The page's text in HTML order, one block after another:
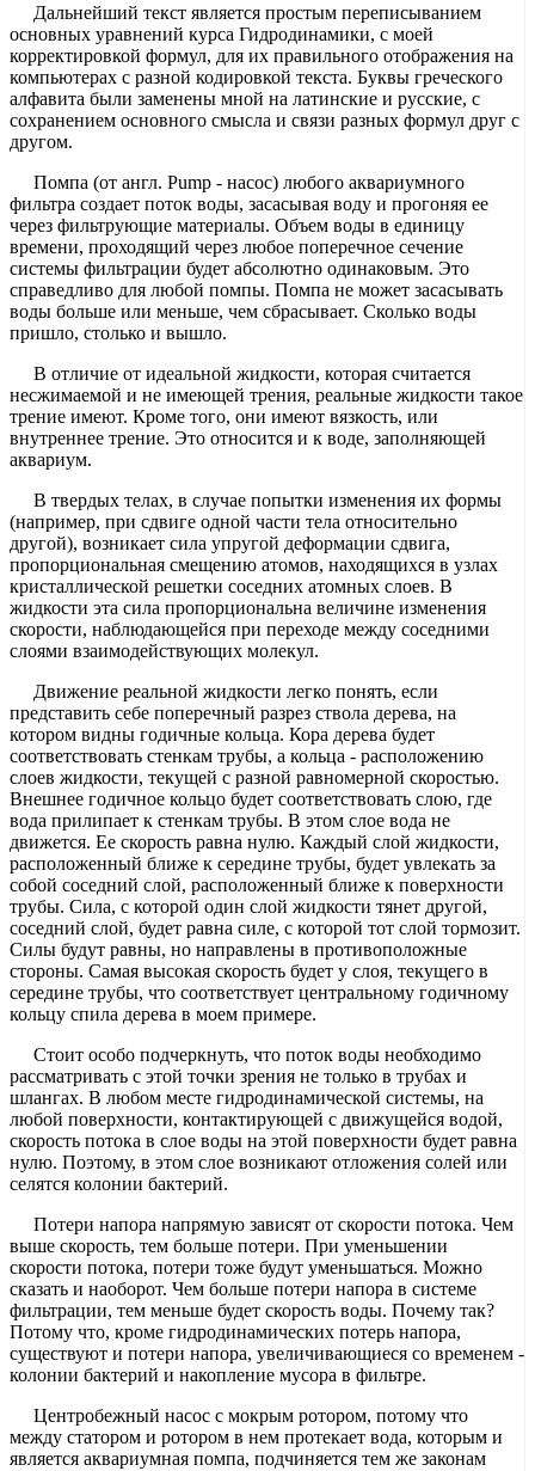
Дальнейший текст является простым переписыванием
основных уравнений курса Гидродинамики, с моей
корректировкой формул, для их правильного отображения на
компьютерах с разной кодировкой текста. Буквы греческого
алфавита были заменены мной на латинские и русские, с
сохранением основного смысла и связи разных формул друг с
другом.
Помпа (от англ. Pump - насос) любого аквариумного
фильтра создает поток воды, засасывая воду и прогоняя ее
через фильтрующие материалы. Объем воды в единицу
времени, проходящий через любое поперечное сечение
системы фильтрации будет абсолютно одинаковым. Это
справедливо для любой помпы. Помпа не может засасывать
воды больше или меньше, чем сбрасывает. Сколько воды
пришло, столько и вышло.
В отличие от идеальной жидкости, которая считается
несжимаемой и не имеющей трения, реальные жидкости такое
трение имеют. Кроме того, они имеют вязкость, или
внутреннее трение. Это относится и к воде, заполняющей
аквариум.
В твердых телах, в случае попытки изменения их формы
(например, при сдвиге одной части тела относительно
другой), возникает сила упругой деформации сдвига,
пропорциональная смещению атомов, находящихся в узлах
кристаллической решетки соседних атомных слоев. В
жидкости эта сила пропорциональна величине изменения
скорости, наблюдающейся при переходе между соседними
слоями взаимодействующих молекул.
Движение реальной жидкости легко понять, если
представить себе поперечный разрез ствола дерева, на
котором видны годичные кольца. Кора дерева будет
соответствовать стенкам трубы, а кольца - расположению
слоев жидкости, текущей с разной равномерной скоростью.
Внешнее годичное кольцо будет соответствовать слою, где
вода прилипает к стенкам трубы. В этом слое вода не
движется. Ее скорость равна нулю. Каждый слой жидкости,
расположенный ближе к середине трубы, будет увлекать за
собой соседний слой, расположенный ближе к поверхности
трубы. Сила, с которой один слой жидкости тянет другой,
соседний слой, будет равна силе, с которой тот слой тормозит.
Силы будут равны, но направлены в противоположные
стороны. Самая высокая скорость будет у слоя, текущего в
середине трубы, что соответствует центральному годичному
кольцу спила дерева в моем примере.
Стоит особо подчеркнуть, что поток воды необходимо
рассматривать с этой точки зрения не только в трубах и
шлангах. В любом месте гидродинамической системы, на
любой поверхности, контактирующей с движущейся водой,
скорость потока в слое воды на этой поверхности будет равна
нулю. Поэтому, в этом слое возникают отложения солей или
селятся колонии бактерий.
Потери напора напрямую зависят от скорости потока. Чем
выше скорость, тем больше потери. При уменьшении
скорости потока, потери тоже будут уменьшаться. Можно
сказать и наоборот. Чем больше потери напора в системе
фильтрации, тем меньше будет скорость воды. Почему так?
Потому что, кроме гидродинамических потерь напора,
существуют и потери напора, увеличивающиеся со временем -
колонии бактерий и накопление мусора в фильтре.
Центробежный насос с мокрым ротором, потому что
между статором и ротором в нем протекает вода, которым и
является аквариумная помпа, подчиняется тем же законам